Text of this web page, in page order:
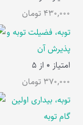
430,000 تومان
توبه، فضیلت توبه و
پذیرش آن
امتیاز 0 از 5
370,000 تومان
توبه، بیداری اولین
گام توبه